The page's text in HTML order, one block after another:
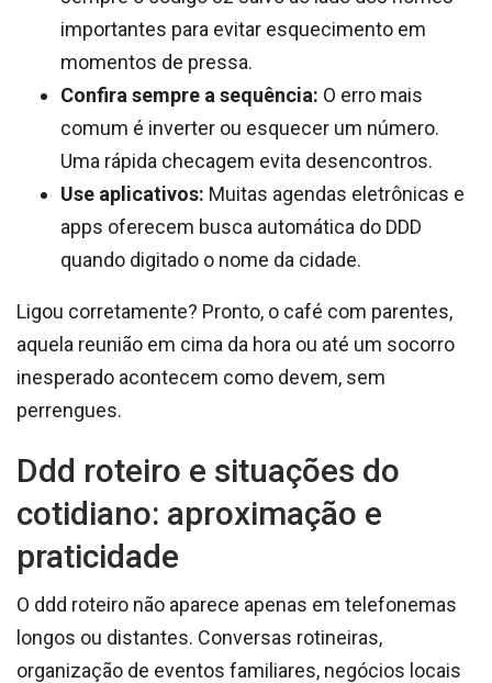
importantes para evitar esquecimento em
momentos de pressa.
Confira sempre a sequência: O erro mais
comum é inverter ou esquecer um número.
Uma rápida checagem evita desencontros.
Use aplicativos: Muitas agendas eletrônicas e
apps oferecem busca automática do DDD
quando digitado o nome da cidade.
Ligou corretamente? Pronto, o café com parentes,
aquela reunião em cima da hora ou até um socorro
inesperado acontecem como devem, sem
perrengues.
Ddd roteiro e situações do
cotidiano: aproximação e
praticidade
O ddd roteiro não aparece apenas em telefonemas
longos ou distantes. Conversas rotineiras,
organização de eventos familiares, negócios locais